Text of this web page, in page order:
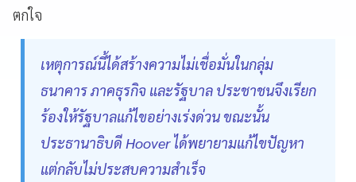
ตกใจ
เหตุการณ์นี้ได้สร้างความไม่เชื่อมั่นในกลุ่ม
ธนาคาร ภาคธุรกิจ และรัฐบาล ประชาชนจึงเรียก
ร้องให้รัฐบาลแก้ไขอย่างเร่งด่วน ขณะนั้น
ประธานาธิบดี Hoover ได้พยายามแก้ไขปัญหา
แต่กลับไม่ประสบความสำเร็จ